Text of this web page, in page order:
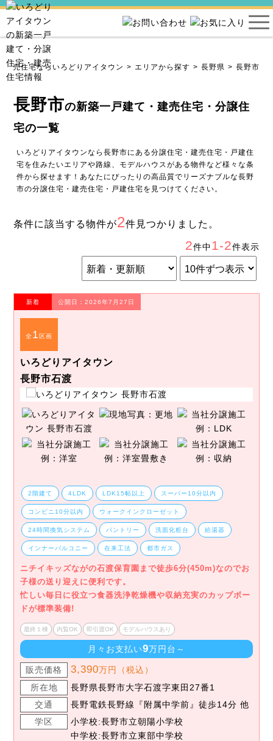
建売住宅ならいろどりアイタウン エリアから探す 長野県 長野市
長野市の新築一戸建て・建売住宅・分譲住
宅の一覧
いろどりアイタウンなら長野市にある分譲住宅・建売住宅・戸建住
宅を住みたいエリアや路線、モデルハウスがある物件など様々な条
件から探せます！あなたにぴったりの高品質でリーズナブルな長野
市の分譲住宅・建売住宅・戸建住宅を見つけてください。
条件に該当する物件が2件見つかりました。
2件中1-2件表示
新着 公開日：2026年7月27日
全1区画
いろどりアイタウン
長野市石渡
2階建て 4LDK LDK15帖以上 スーパー10分以内
コンビニ10分以内 ウォークインクローゼット
24時間換気システム パントリー 洗面化粧台 給湯器
インナーバルコニー 在来工法 都市ガス
ニチイキッズながの石渡保育園まで徒歩6分(450m)なのでお
子様の送り迎えに便利です。
忙しい毎日に役立つ食器洗浄乾燥機や収納充実のカップボー
ドが標準装備!
最終１棟 内覧OK 即引渡OK モデルハウスあり
月々お支払い9万円台～
販売価格 3,390万円（税込）
所在地
長野県長野市大字石渡字東田27番1
交通
長野電鉄長野線『附属中学前』徒歩14分 他
学区
小学校:長野市立朝陽小学校
中学校:長野市立東部中学校